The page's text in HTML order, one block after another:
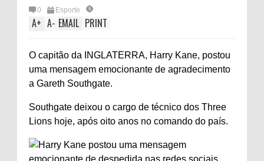
0 Esporte
A+ A- EMAIL PRINT
O capitão da INGLATERRA, Harry Kane, postou
uma mensagem emocionante de agradecimento
a Gareth Southgate.
Southgate deixou o cargo de técnico dos Three
Lions hoje, após oito anos no comando do país.